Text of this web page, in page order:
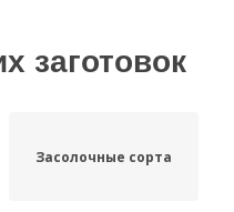
заготовок
Засолочные сорта